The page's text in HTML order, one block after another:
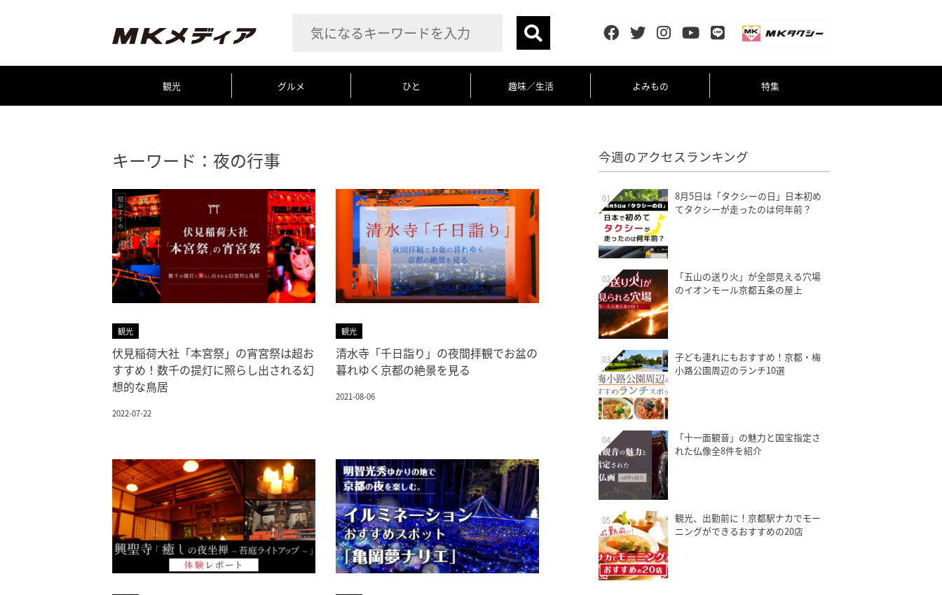
観光 グルメ ひと 趣味／生活 よみもの 特集
キーワード：夜の行事
観光
伏見稲荷大社「本宮祭」の宵宮祭は超お
すすめ！数千の提灯に照らし出される幻
想的な鳥居
2022-07-22
観光
清水寺「千日詣り」の夜間拝観でお盆の
暮れゆく京都の絶景を見る
2021-08-06
今週のアクセスランキング
01
8月5日は「タクシーの日」日本初め
てタクシーが走ったのは何年前？
02
「五山の送り火」が全部見える穴場
のイオンモール京都五条の屋上
03
子ども連れにもおすすめ！京都・梅
小路公園周辺のランチ10選
04
「十一面観音」の魅力と国宝指定さ
れた仏像全8件を紹介
05
観光、出勤前に！京都駅ナカでモー
ニングができるおすすめの20店